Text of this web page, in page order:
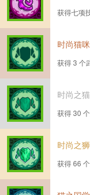
获得七项
时尚猫咪
获得 3 个
时尚之猫
获得 30
时尚之狮
获得 66